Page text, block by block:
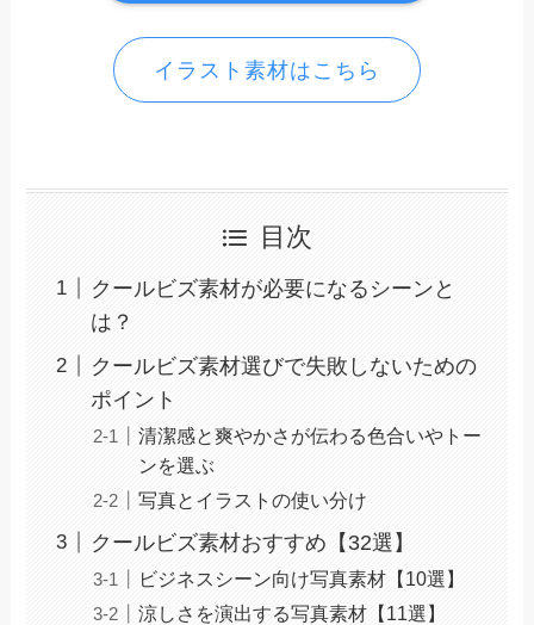
イラスト素材はこちら
目次
クールビズ素材が必要になるシーンと
は？
クールビズ素材選びで失敗しないための
ポイント
清潔感と爽やかさが伝わる色合いやトー
ンを選ぶ
写真とイラストの使い分け
クールビズ素材おすすめ【32選】
ビジネスシーン向け写真素材【10選】
涼しさを演出する写真素材【11選】